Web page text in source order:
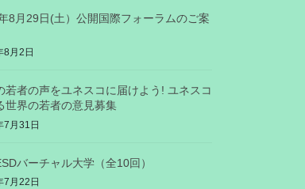
8月29日(土）公開国際フォーラムのご案
8月2日
若者の声をユネスコに届けよう! ユネスコ
世界の若者の意見募集
7月31日
バーチャル大学（全10回）
7月22日